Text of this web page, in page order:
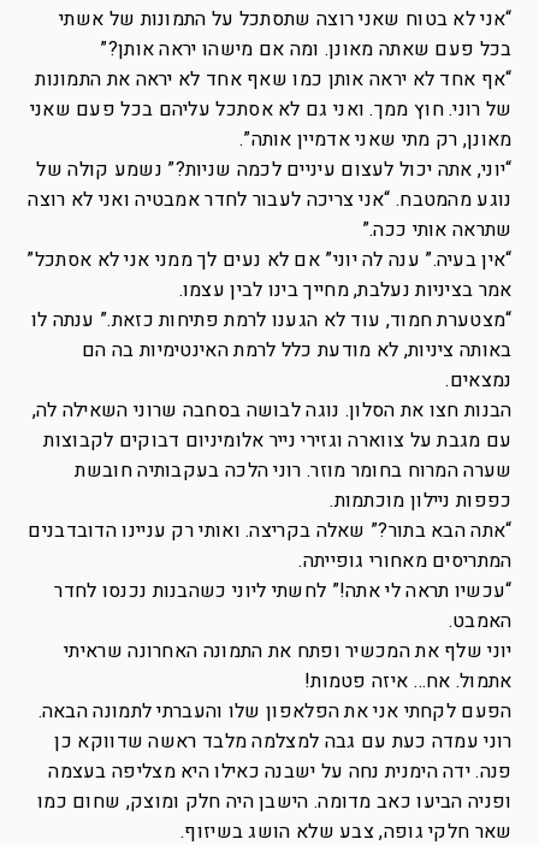
“אני לא בטוח שאני רוצה שתסתכל על התמונות של אשתי
בכל פעם שאתה מאונן. ומה אם מישהו יראה אותן?”
“אף אחד לא יראה אותן כמו שאף אחד לא יראה את התמונות
של רוני. חוץ ממך. ואני גם לא אסתכל עליהם בכל פעם שאני
מאונן, רק מתי שאני אדמיין אותה”.
“יוני, אתה יכול לעצום עיניים לכמה שניות?” נשמע קולה של
נוגע מהמטבח. “אני צריכה לעבור לחדר אמבטיה ואני לא רוצה
שתראה אותי ככה.”
“אין בעיה.” ענה לה יוני” אם לא נעים לך ממני אני לא אסתכל”
אמר בציניות נעלבת, מחייך בינו לבין עצמו.
“מצטערת חמוד, עוד לא הגענו לרמת פתיחות כזאת.” ענתה לו
באותה ציניות, לא מודעת כלל לרמת האינטימיות בה הם
נמצאים.
הבנות חצו את הסלון. נוגה לבושה בסחבה שרוני השאילה לה,
עם מגבת על צווארה וגזירי נייר אלומיניום דבוקים לקבוצות
שערה המרוח בחומר מוזר. רוני הלכה בעקבותיה חובשת
כפפות ניילון מוכתמות.
“אתה הבא בתור?” שאלה בקריצה. ואותי רק עניינו הדובדבנים
המתריסים מאחורי גופייתה.
“עכשיו תראה לי אתה!” לחשתי ליוני כשהבנות נכנסו לחדר
האמבט.
יוני שלף את המכשיר ופתח את התמונה האחרונה שראיתי
אתמול. אח… איזה פטמות!
הפעם לקחתי אני את הפלאפון שלו והעברתי לתמונה הבאה.
רוני עמדה כעת עם גבה למצלמה מלבד ראשה שדווקא כן
פנה. ידה הימנית נחה על ישבנה כאילו היא מצליפה בעצמה
ופניה הביעו כאב מדומה. הישבן היה חלק ומוצק, שחום כמו
שאר חלקי גופה, צבע שלא הושג בשיזוף.